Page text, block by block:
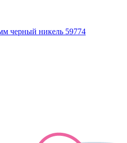
черный никель 59774